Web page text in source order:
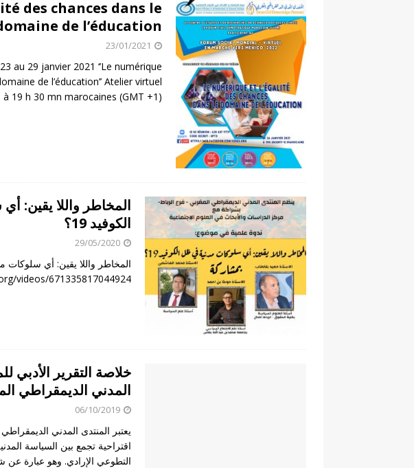
des chances dans le
de l’éducation
23/01/2021
au 29 janvier 2021 ‘’Le numérique
de l’éducation’’ Atelier virtuel
19 h 30 mn marocaines (GMT +1)
المخاطر واللا يقين:
الكوفيد 19؟
29/05/2020
videos/671335817044924/
خلاصة التقرير الأدبي
المدني الديمقراطي
06/10/2019
يعتبر المنتدى المدني
اقتراحية تجمع بين السياسة
التطوعي الإرادي. وهو عبارة عن